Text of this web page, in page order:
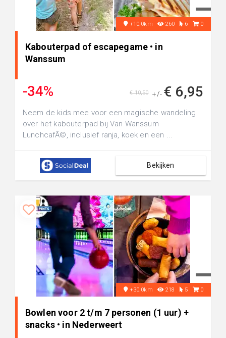
+10.0km 260 6 0
Kabouterpad of escapegame • in
Wanssum
-34% +/- € 6,95
€ 10,50
Neem de kids mee voor een magische wandeling
over het kabouterpad bij Van Wanssum
LunchcafÃ©, inclusief ranja, koek en een ...
Bekijken
+30.0km 218 5 0
Bowlen voor 2 t/m 7 personen (1 uur) +
snacks • in Nederweert